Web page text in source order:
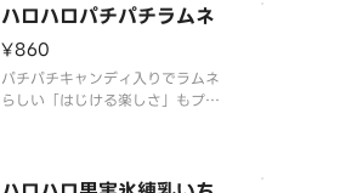
ーグルトにミルクソフトを合わせ
ました。それぞれの素材のおいし
さが引き立つパフェです。
ハロハロパチパチラムネ
¥860
パチパチキャンディ入りでラムネ
らしい「はじける楽しさ」もプラ
だミックスゼリー、まろやかなソ